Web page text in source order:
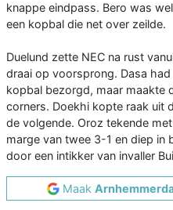
knappe eindpass. Bero was
een kopbal die net over zeilde.
Duelund zette NEC na rust
draai op voorsprong. Dasa
kopbal bezorgd, maar maakte
corners. Doekhi kopte raak uit
de volgende. Oroz tekende
marge van twee 3-1 en diep in
door een intikker van invaller
Maak